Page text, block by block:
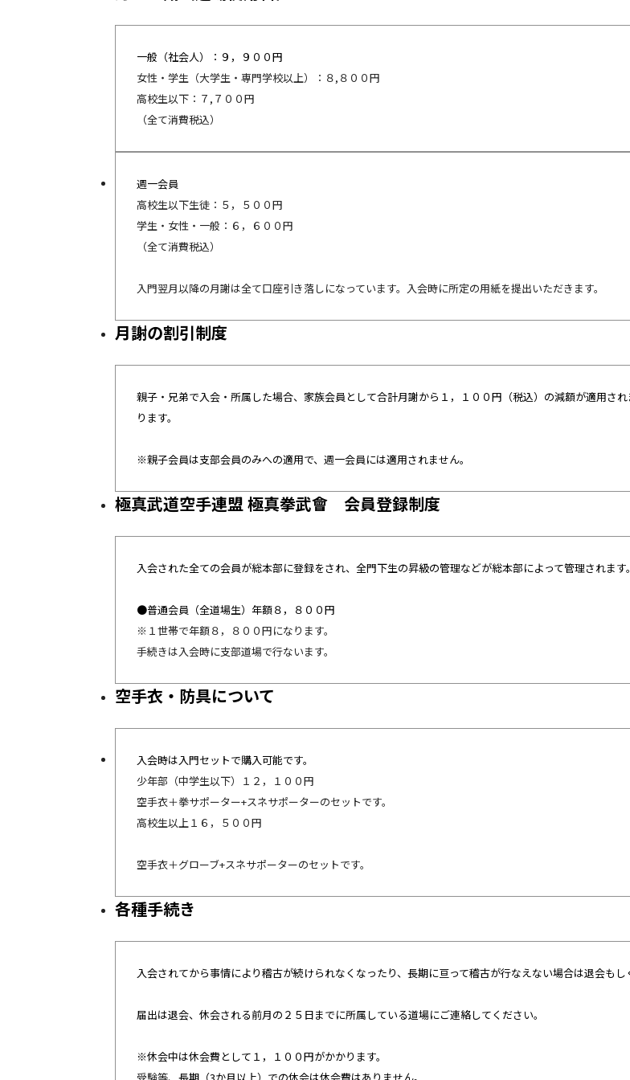
一般（社会人）：９，９００円
女性・学生（大学生・専門学校以上）：８,８００円
高校生以下：７,７００円
（全て消費税込）
週一会員
高校生以下生徒：５，５００円
学生・女性・一般：６，６００円
（全て消費税込）
入門翌月以降の月謝は全て口座引き落しになっています。入会時に所定の用紙を提出いただきます。
月謝の割引制度
親子・兄弟で入会・所属した場合、家族会員として合計月謝から１，１００円（税込）の減額が適用さ
ります。
※親子会員は支部会員のみへの適用で、週一会員には適用されません。
極真武道空手連盟 極真拳武會 会員登録制度
入会された全ての会員が総本部に登録をされ、全門下生の昇級の管理などが総本部によって管理されます。
●普通会員（全道場生）年額８，８００円
※１世帯で年額８，８００円になります。
手続きは入会時に支部道場で行ないます。
空手衣・防具について
入会時は入門セットで購入可能です。
少年部（中学生以下）１２，１００円
空手衣＋拳サポーター+スネサポーターのセットです。
高校生以上１６，５００円
空手衣＋グローブ+スネサポーターのセットです。
各種手続き
入会されてから事情により稽古が続けられなくなったり、長期に亘って稽古が行なえない場合は退会もし
届出は退会、休会される前月の２５日までに所属している道場にご連絡してください。
※休会中は休会費として１，１００円がかかります。